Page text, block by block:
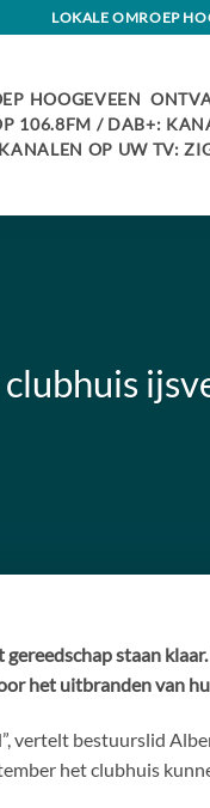
LOKALE OMROEP
HOOGEVEEN
106.8FM / DAB+:
OP UW TV:
gereedschap staan
het uitbranden van
vertelt bestuurslid
het clubhuis